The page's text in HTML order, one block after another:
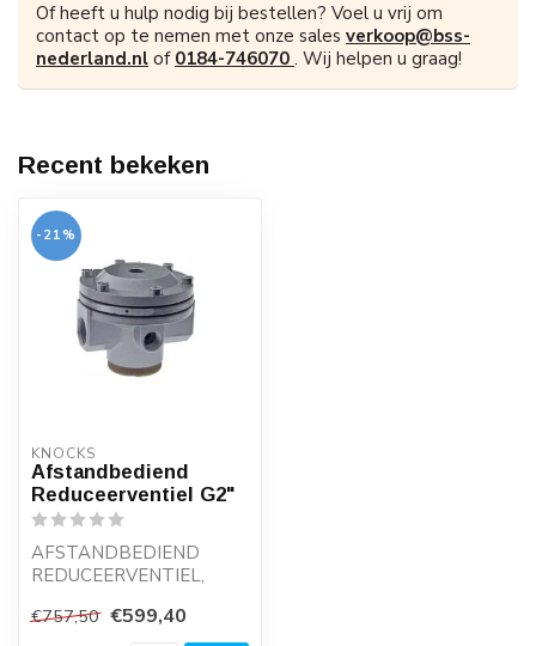
Of heeft u hulp nodig bij bestellen? Voel u vrij om
contact op te nemen met onze sales verkoop@bss-
nederland.nl of 0184-746070 . Wij helpen u graag!
Recent bekeken
-21%
KNOCKS
Afstandbediend
Reduceerventiel G2"
AFSTANDBEDIEND
REDUCEERVENTIEL,
DRI 88 | G2"
€757,50 €599,40